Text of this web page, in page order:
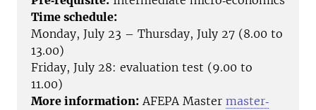
Time schedule:
Monday, July 23 – Thursday, July 27 (8.00 to
13.00)
Friday, July 28: evaluation test (9.00 to
11.00)
More information: AFEPA Master master‐